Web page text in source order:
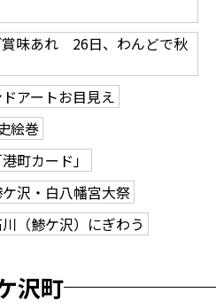
賞味あれ 26日、わんどで秋
アートお目見え
絵巻
町カード」
沢・白八幡宮大祭
（鯵ケ沢）にぎわう
沢町